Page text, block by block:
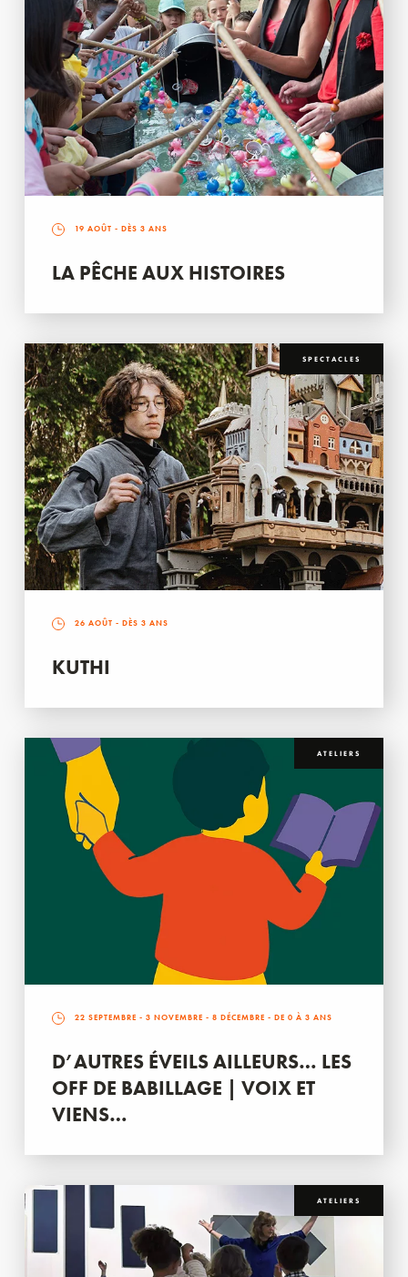
19 AOÛT - DÈS 3 ANS
LA PÊCHE AUX HISTOIRES
SPECTACLES
26 AOÛT - DÈS 3 ANS
KUTHI
ATELIERS
22 SEPTEMBRE - 3 NOVEMBRE - 8 DÉCEMBRE - DE 0 À 3 ANS
D’AUTRES ÉVEILS AILLEURS… LES
OFF DE BABILLAGE | VOIX ET
VIENS…
ATELIERS